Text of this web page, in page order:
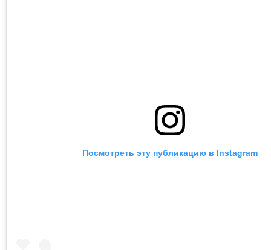
Посмотреть эту публикацию в Instagram